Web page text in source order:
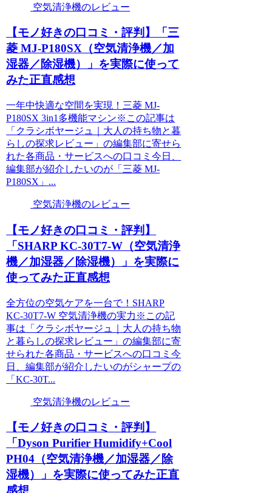
空気清浄機のレビュー
【モノ好きの口コミ・評判】「三
菱 MJ-P180SX（空気清浄機／加
湿器／除湿機）」を実際に使って
みた正直感想
一年中快適な空間を実現！三菱 MJ-
P180SX 3in1多機能マシン※この記事は
「クラシボヤージュ｜大人の持ち物と暮
らしの探求レビュー」の編集部に寄せら
れた各商品・サービスへの口コミ今日、
編集部が紹介したいのが「三菱 MJ-
P180SX」...
空気清浄機のレビュー
【モノ好きの口コミ・評判】
「SHARP KC-30T7-W（空気清浄
機／加湿器／除湿機）」を実際に
使ってみた正直感想
全方位の空気ケアを一台で！SHARP
KC-30T7-W 空気清浄機の実力※この記
事は「クラシボヤージュ｜大人の持ち物
と暮らしの探求レビュー」の編集部に寄
せられた各商品・サービスへの口コミ今
日、編集部が紹介したいのがシャープの
「KC-30T...
空気清浄機のレビュー
【モノ好きの口コミ・評判】
「Dyson Purifier Humidify+Cool
PH04（空気清浄機／加湿器／除
湿機）」を実際に使ってみた正直
感想